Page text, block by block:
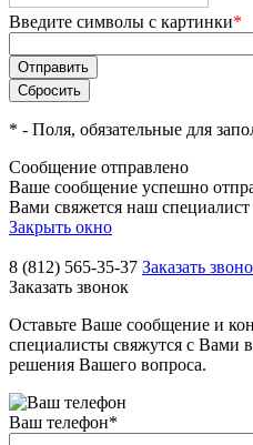
Введите символы с картинки*
* - Поля, обязательные для
Сообщение отправлено
Ваше сообщение успешно
Вами свяжется наш специалист
Закрыть окно
8 (812) 565-35-37 Заказать
Заказать звонок
Оставьте Ваше сообщение и
специалисты свяжутся с Вами
решения Вашего вопроса.
Ваш телефон*